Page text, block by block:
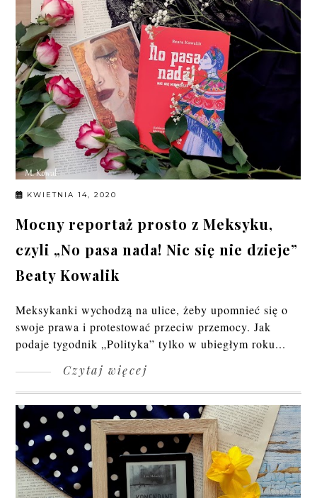
KWIETNIA 14, 2020
Mocny reportaż prosto z Meksyku,
czyli „No pasa nada! Nic się nie dzieje”
Beaty Kowalik
Meksykanki wychodzą na ulice, żeby upomnieć się o
swoje prawa i protestować przeciw przemocy. Jak
podaje tygodnik „Polityka” tylko w ubiegłym roku...
Czytaj więcej